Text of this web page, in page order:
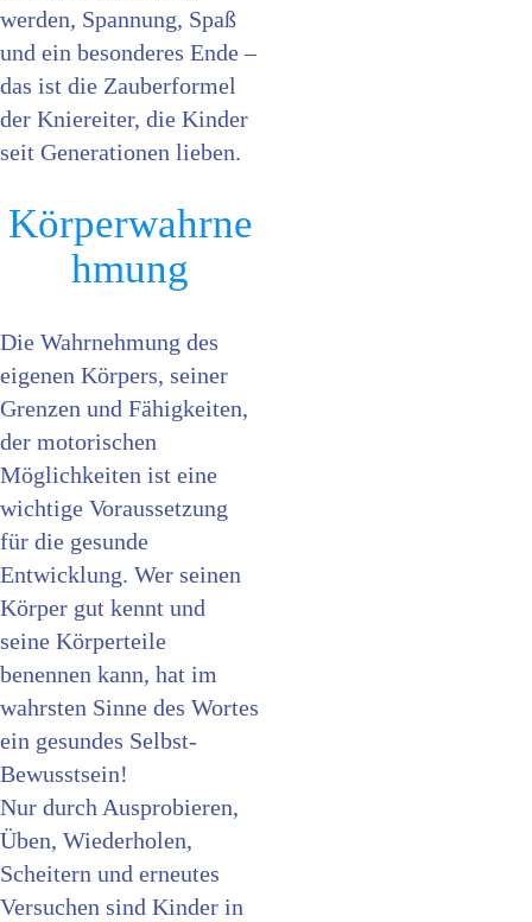
werden, Spannung, Spaß
und ein besonderes Ende –
das ist die Zauberformel
der Kniereiter, die Kinder
seit Generationen lieben.
Körperwahrne
hmung
Die Wahrnehmung des
eigenen Körpers, seiner
Grenzen und Fähigkeiten,
der motorischen
Möglichkeiten ist eine
wichtige Voraussetzung
für die gesunde
Entwicklung. Wer seinen
Körper gut kennt und
seine Körperteile
benennen kann, hat im
wahrsten Sinne des Wortes
ein gesundes Selbst-
Bewusstsein!
Nur durch Ausprobieren,
Üben, Wiederholen,
Scheitern und erneutes
Versuchen sind Kinder in